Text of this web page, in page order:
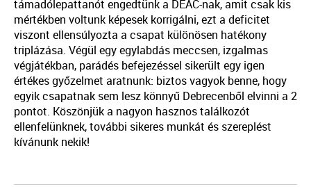
támadólepattanót engedtünk a DEAC-nak, amit csak kis
mértékben voltunk képesek korrigálni, ezt a deficitet
viszont ellensúlyozta a csapat különösen hatékony
triplázása. Végül egy egylabdás meccsen, izgalmas
végjátékban, parádés befejezéssel sikerült egy igen
értékes győzelmet aratnunk: biztos vagyok benne, hogy
egyik csapatnak sem lesz könnyű Debrecenből elvinni a 2
pontot. Köszönjük a nagyon hasznos találkozót
ellenfelünknek, további sikeres munkát és szereplést
kívánunk nekik!